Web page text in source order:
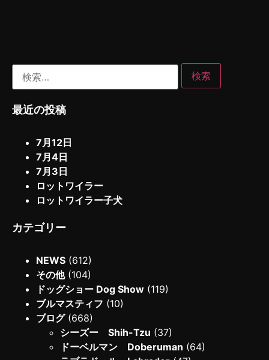
最近の投稿
7月12日
7月4日
7月3日
ロットワイラー
ロットワイラー子犬
カテゴリー
NEWS (612)
その他(104)
ドッグショー Dog Show (119)
ブルマスティフ (10)
ブログ(668)
シーズー Shih-Tzu (37)
ドーベルマン Doberuman (64)